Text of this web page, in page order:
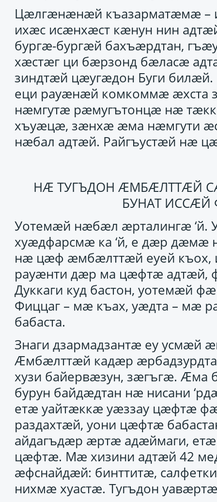
Цӕлгӕнӕнӕй къазарматӕмӕ –
ихӕс исӕнхӕст кӕнун нин
бургӕ-бургӕй бахъӕрдтан,
хӕстӕг ци бӕрзонд бӕласӕ
зиндтӕй цӕугӕдон Буги
еци рауӕнӕй комкоммӕ ӕхста
нӕмгутӕ рӕмугътонцӕ нӕ
хъуӕцӕ, зӕнхӕ ӕма нӕмгути
нӕбал адтӕй. Райгъустӕй нӕ
НӔ ТУГЪДОН ӔМБӔЛТТӔЙ
БУНАТ
Уотемӕй нӕбӕл ӕрталингӕ ‘й.
хуӕдфарсмӕ ка ‘й, е дӕр дӕмӕ
нӕ цӕф ӕмбӕлттӕй еуей
рауӕнти дӕр ма цӕфтӕ адтӕй,
Дуккаги куд бастон, уотемӕй
Фиццаг – мӕ къах, уӕдта – мӕ
бабаста.
Знаги дзармадзантӕ еу усмӕй
Ӕмбӕлттӕй кадӕр
хузи байервӕзун, зӕгъгӕ.
бурун байдӕдтан нӕ нисани
етӕ уайтӕккӕ уӕззау цӕфтӕ
раздахтӕй, уони цӕфтӕ
айдагъдӕр ӕртӕ адӕймаги,
цӕфтӕ. Мӕ хизини адтӕй 42
ӕфснайдӕй: бинттитӕ,
нихмӕ хуастӕ. Тугъдон